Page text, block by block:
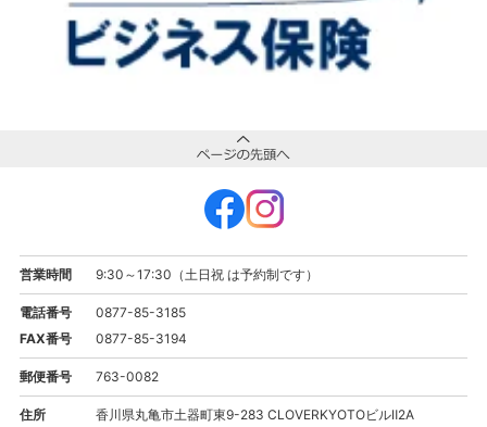
営業時間 9:30～17:30（土日祝 は予約制です）
電話番号
0877-85-3185
FAX番号
0877-85-3194
郵便番号 763-0082
住所 香川県丸亀市土器町東9-283 CLOVERKYOTOビルⅡ2A